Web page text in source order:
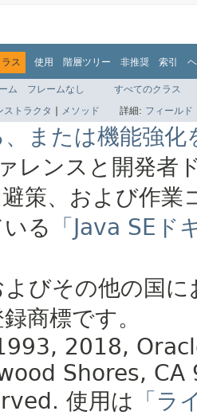
ラス 使用 階層ツリー 非推奨 索引
ム フレームなし
すべてのクラス
ストラクタ | メソッド 詳細: フィールド
または機能強化
レンスと開発者
策、および作
る
「Java SE
よびその他の国
商標です。
2018,
Shores, CA
使用は 「ラ